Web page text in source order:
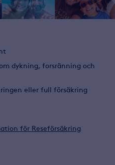
dykning, forsränning och
eller full försäkring
för Reseförsäkring